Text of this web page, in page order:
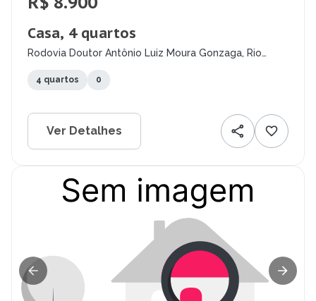
Casa, 4 quartos
Rodovia Doutor Antônio Luiz Moura Gonzaga, Rio
4 quartos 0
Ver Detalhes